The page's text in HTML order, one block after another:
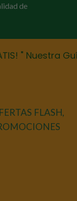
de
" Nuestra
FLASH,